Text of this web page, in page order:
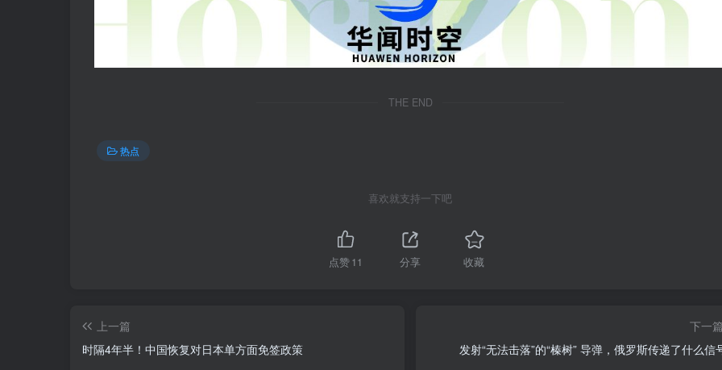
THE END
热点
喜欢就支持一下吧
点赞11 分享 收藏
上一篇
时隔4年半！中国恢复对日本单方面免签政策
下一
发射“无法击落”的“榛树” 导弹，俄罗斯传递了什么信